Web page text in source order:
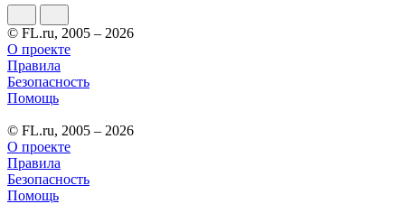
© FL.ru, 2005 – 2026
О проекте
Правила
Безопасность
Помощь
© FL.ru, 2005 – 2026
О проекте
Правила
Безопасность
Помощь